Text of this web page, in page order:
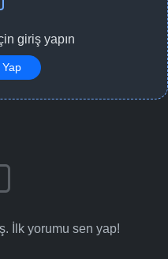
giriş yapın
İlk yorumu sen yap!